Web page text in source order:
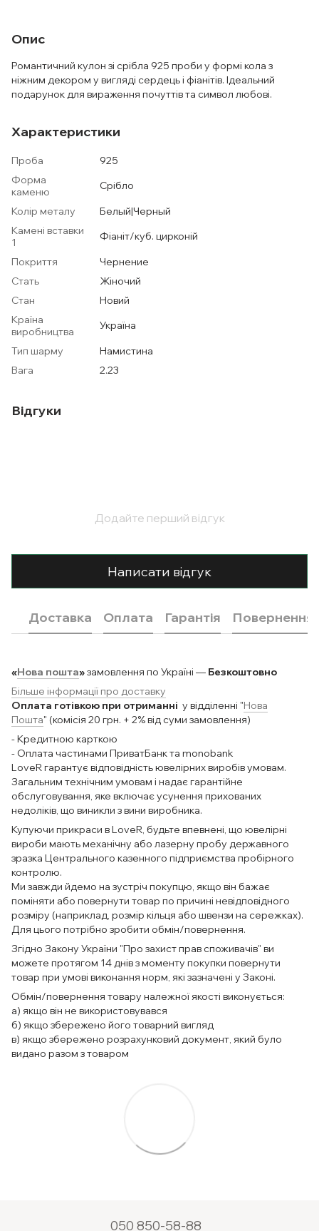
Опис
Романтичний кулон зі срібла 925 проби у формі кола з
ніжним декором у вигляді сердець і фіанітів. Ідеальний
подарунок для вираження почуттів та символ любові.
Характеристики
Проба
925
Форма
каменю
Срібло
Колір металу
Белый|Черный
Камені вставки
1
Фіаніт/куб. цирконій
Покриття
Чернение
Стать
Жіночий
Стан
Новий
Країна
виробництва
Україна
Тип шарму
Намистина
Вага
2.23
Відгуки
Додайте перший відгук
Написати відгук
Доставка Оплата Гарантія Повернення
«Нова пошта»замовлення по Україні — Безкоштовно
Більше інформації про доставку
Оплата готівкою при отриманні у відділенні "Нова
Пошта" (комісія 20 грн. + 2% від суми замовлення)
- Кредитною карткою
- Оплата частинами ПриватБанк та monobank
LoveR гарантує відповідність ювелірних виробів умовам.
Загальним технічним умовам і надає гарантійне
обслуговування, яке включає усунення прихованих
недоліків, що виникли з вини виробника.
Купуючи прикраси в LoveR, будьте впевнені, що ювелірні
вироби мають механічну або лазерну пробу державного
зразка Центрального казенного підприємства пробірного
контролю.
Ми завжди йдемо на зустріч покупцю, якщо він бажає
поміняти або повернути товар по причині невідповідного
розміру (наприклад, розмір кільця або швензи на сережках).
Для цього потрібно зробити обмін/повернення.
Згідно Закону України "Про захист прав споживачів" ви
можете протягом 14 днів з моменту покупки повернути
товар при умові виконання норм, які зазначені у Законі.
Обмін/повернення товару належної якості виконується:
а) якщо він не використовувався
б) якщо збережено його товарний вигляд
в) якщо збережено розрахунковий документ, який було
видано разом з товаром
050 850-58-88